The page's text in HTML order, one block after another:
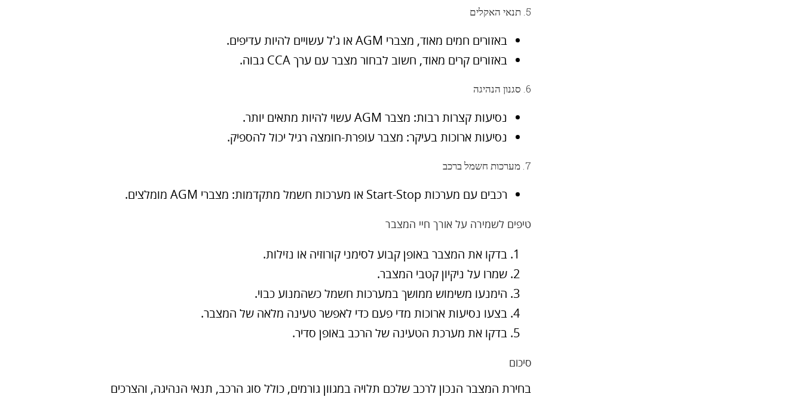
5. תנאי האקלים
באזורים חמים מאוד, מצברי AGM או ג'ל עשויים להיות עדיפים.
באזורים קרים מאוד, חשוב לבחור מצבר עם ערך CCA גבוה.
6. סגנון הנהיגה
נסיעות קצרות רבות: מצבר AGM עשוי להיות מתאים יותר.
נסיעות ארוכות בעיקר: מצבר עופרת-חומצה רגיל יכול להספיק.
7. מערכות חשמל ברכב
רכבים עם מערכות Start-Stop או מערכות חשמל מתקדמות: מצברי AGM מומלצים.
טיפים לשמירה על אורך חיי המצבר
בדקו את המצבר באופן קבוע לסימני קורוזיה או נזילות.
שמרו על ניקיון קטבי המצבר.
הימנעו משימוש ממושך במערכות חשמל כשהמנוע כבוי.
בצעו נסיעות ארוכות מדי פעם כדי לאפשר טעינה מלאה של המצבר.
בדקו את מערכת הטעינה של הרכב באופן סדיר.
סיכום
בחירת המצבר הנכון לרכב שלכם תלויה במגוון גורמים, כולל סוג הרכב, תנאי הנהיגה, והצרכים